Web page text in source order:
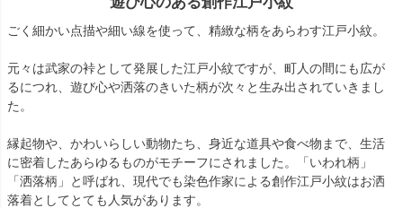
ごく細かい点描や細い線を使って、精緻な柄をあらわす江戸小紋。
元々は武家の裃として発展した江戸小紋ですが、町人の間にも広が
るにつれ、遊び心や洒落のきいた柄が次々と生み出されていきまし
た。
縁起物や、かわいらしい動物たち、身近な道具や食べ物まで、生活
に密着したあらゆるものがモチーフにされました。「いわれ柄」
「洒落柄」と呼ばれ、現代でも染色作家による創作江戸小紋はお洒
落着としてとても人気があります。